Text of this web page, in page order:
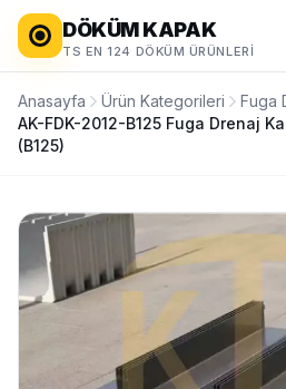
DÖKÜM KAPAK
TS EN 124 DÖKÜM ÜRÜNLERI
Anasayfa Ürün Kategorileri
Fuga
AK-FDK-2012-B125 Fuga Drenaj
(B125)